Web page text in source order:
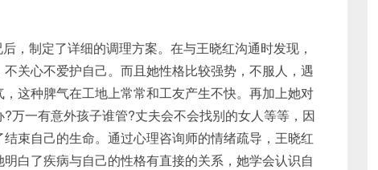
，制定了详细的调理方案。在与王晓红沟通时发现，
关心不爱护自己。而且她性格比较强势，不服人，遇
这种脾气在工地上常常和工友产生不快。再加上她对
万一有意外孩子谁管?丈夫会不会找别的女人等等，因
束自己的生命。通过心理咨询师的情绪疏导，王晓红
白了疾病与自己的性格有直接的关系，她学会认识自